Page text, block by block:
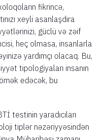
fikrincə,
xeyli asanlaşdıra
güclü və zəif
heç olmasa, insanlarla
yardımçı olacaq. Bu,
tipologiyaları insanın
edəcək, bu
testinin yaradıcıları
tiplər nəzəriyyəsindən